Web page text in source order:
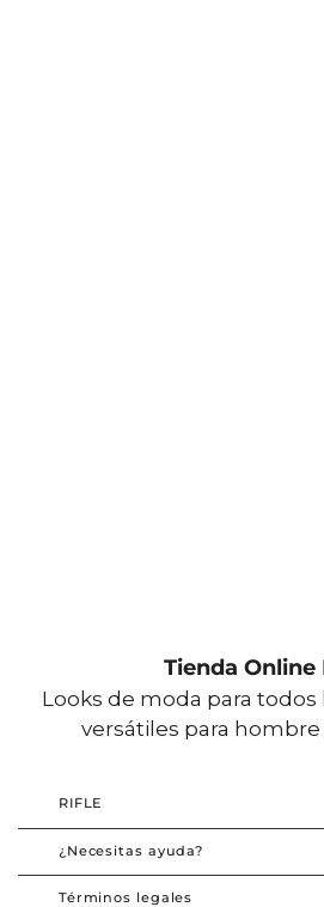
Tienda Online
Looks de moda para todos
versátiles para
RIFLE
¿Necesitas ayuda?
Términos legales